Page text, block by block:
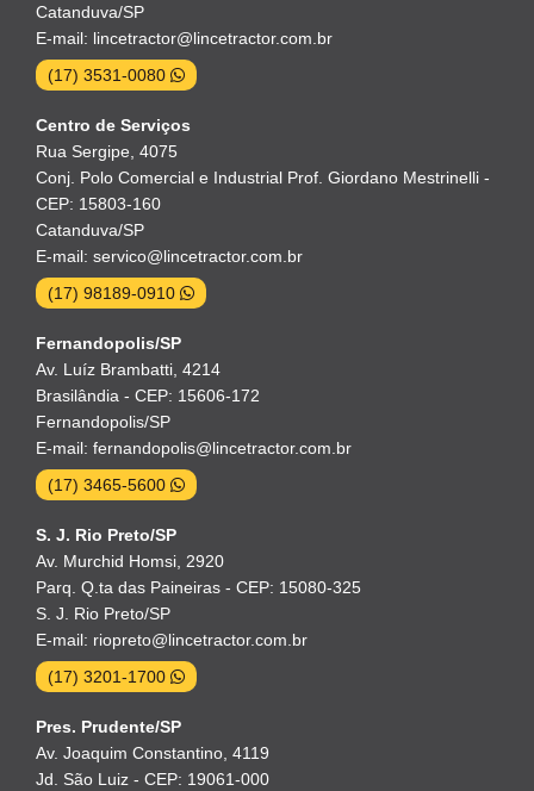
Catanduva/SP
E-mail: lincetractor@lincetractor.com.br
(17) 3531-0080
Centro de Serviços
Rua Sergipe, 4075
Conj. Polo Comercial e Industrial Prof. Giordano Mestrinelli -
CEP: 15803-160
Catanduva/SP
E-mail: servico@lincetractor.com.br
(17) 98189-0910
Fernandopolis/SP
Av. Luíz Brambatti, 4214
Brasilândia - CEP: 15606-172
Fernandopolis/SP
E-mail: fernandopolis@lincetractor.com.br
(17) 3465-5600
S. J. Rio Preto/SP
Av. Murchid Homsi, 2920
Parq. Q.ta das Paineiras - CEP: 15080-325
S. J. Rio Preto/SP
E-mail: riopreto@lincetractor.com.br
(17) 3201-1700
Pres. Prudente/SP
Av. Joaquim Constantino, 4119
Jd. São Luiz - CEP: 19061-000